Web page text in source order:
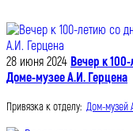
28 июня 2024 Вечер к
Доме-музее А.И. Герцена
Привязка к отделу: Дом-музей